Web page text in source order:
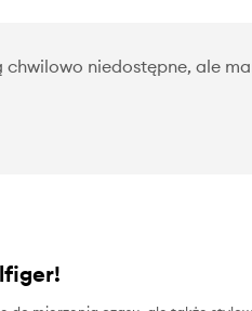
chwilowo niedostępne, ale